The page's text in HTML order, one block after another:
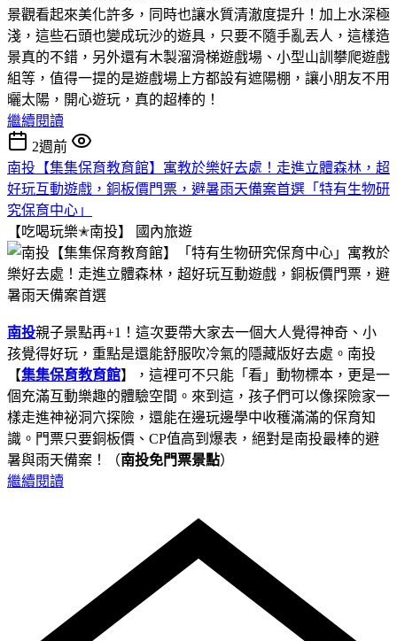
景觀看起來美化許多，同時也讓水質清澈度提升！加上水深極
淺，這些石頭也變成玩沙的遊具，只要不隨手亂丟人，這樣造
景真的不錯，另外還有木製溜滑梯遊戲場、小型山訓攀爬遊戲
組等，值得一提的是遊戲場上方都設有遮陽棚，讓小朋友不用
曬太陽，開心遊玩，真的超棒的！
繼續閱讀
2週前
南投【集集保育教育館】寓教於樂好去處！走進立體森林，超
好玩互動遊戲，銅板價門票，避暑雨天備案首選「特有生物研
究保育中心」
【吃喝玩樂✭南投】
國內旅遊
南投親子景點再+1！這次要帶大家去一個大人覺得神奇、小
孩覺得好玩，重點是還能舒服吹冷氣的隱藏版好去處。南投
【集集保育教育館】，這裡可不只能「看」動物標本，更是一
個充滿互動樂趣的體驗空間。來到這，孩子們可以像探險家一
樣走進神祕洞穴探險，還能在邊玩邊學中收穫滿滿的保育知
識。門票只要銅板價、CP值高到爆表，絕對是南投最棒的避
暑與雨天備案！（南投免門票景點）
繼續閱讀